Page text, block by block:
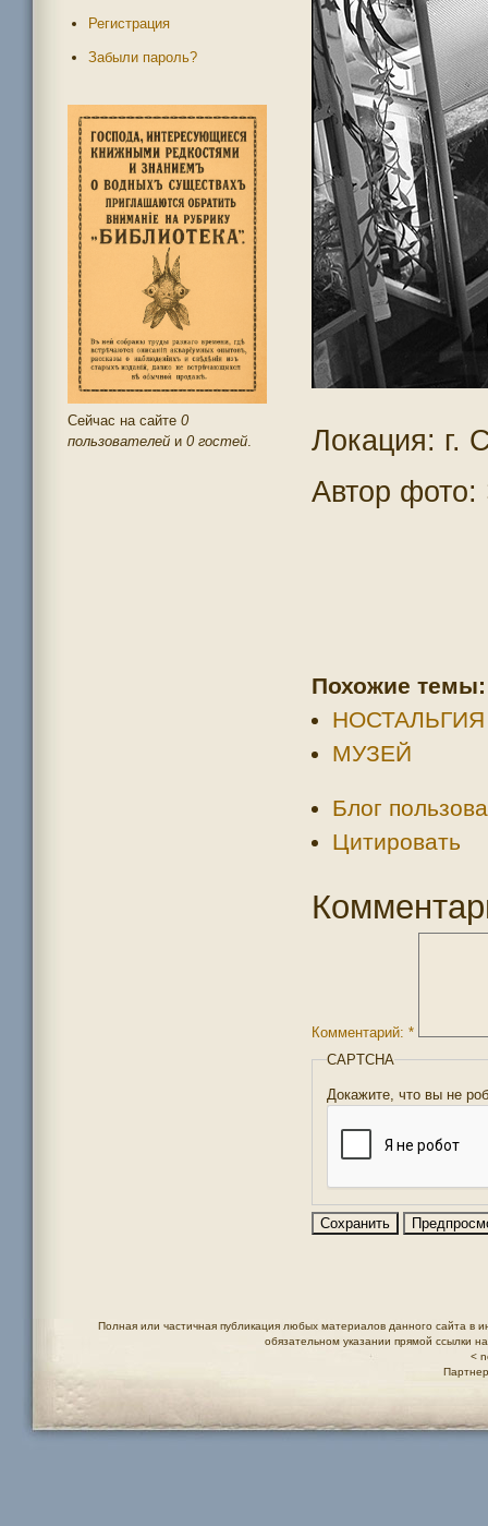
Локация: г.
Автор
Похожие темы:
МУЗЕЙ
Блог
Цитировать
Комментарий: *
CAPTCHA
Докажите, что вы не
Регистрация
Забыли пароль?
Сейчас на сайте 0
пользователей и 0 гостей.
Полная или частичная публикация любых материалов данного сайта в
обязательном указании прямой ссылки
<